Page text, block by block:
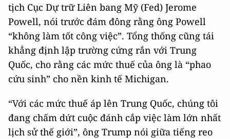
tịch Cục Dự trữ Liên bang Mỹ (Fed) Jerome
Powell, nói trước đám đông rằng ông Powell
“không làm tốt công việc”. Tổng thống cũng tái
khẳng định lập trường cứng rắn với Trung
Quốc, cho rằng các mức thuế của ông là “phao
cứu sinh” cho nền kinh tế Michigan.
“Với các mức thuế áp lên Trung Quốc, chúng tôi
đang chấm dứt cuộc đánh cắp việc làm lớn nhất
lịch sử thế giới”, ông Trump nói giữa tiếng reo